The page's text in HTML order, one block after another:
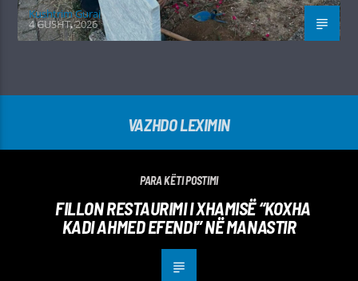
Kushtrim Guraj
4 GUSHT, 2026
VAZHDO LEXIMIN
PARA KËTI POSTIMI
FILLON RESTAURIMI I XHAMISË “KOXHA
KADI AHMED EFENDI” NË MANASTIR